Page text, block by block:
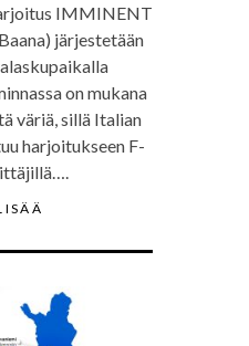
IMMINENT
järjestetään
on mukana
väriä, sillä Italian
harjoitukseen F-